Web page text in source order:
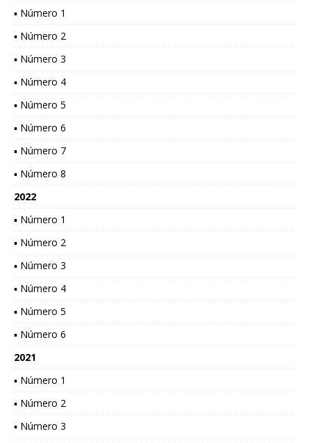
▪ Número 1
▪ Número 2
▪ Número 3
▪ Número 4
▪ Número 5
▪ Número 6
▪ Número 7
▪ Número 8
2022
▪ Número 1
▪ Número 2
▪ Número 3
▪ Número 4
▪ Número 5
▪ Número 6
2021
▪ Número 1
▪ Número 2
▪ Número 3